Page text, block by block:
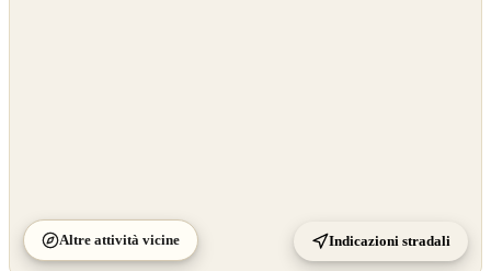
Altre attività vicine Indicazioni stradali